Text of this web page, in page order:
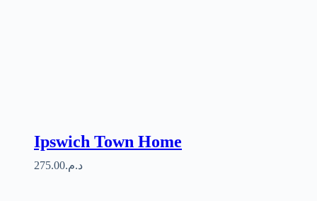
Ipswich Town Home
د.م.275.00